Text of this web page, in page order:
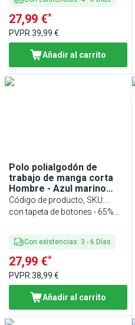
27,99 €*
PVPR39,99 €
Añadir al carrito
Polo polialgodón de
trabajo de manga corta
Hombre - Azul marino
oscuro - Talla: 4XL -
Personalizable
Código de producto, SKU:
HPS4XLPW-DM
con tapeta de botones - 65%
Con existencias: 3 - 6 Días
27,99 €*
PVPR 38,99 €
Añadir al carrito